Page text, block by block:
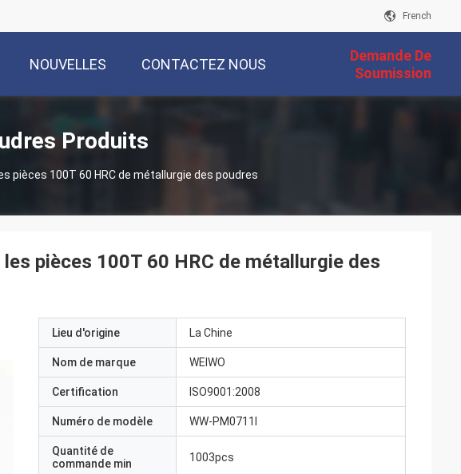
French
NOUVELLES CONTACTEZ NOUS
Demande De
Soumission
Produits
pièces 100T 60 HRC de métallurgie des poudres
pièces 100T 60 HRC de métallurgie des
Lieu d'origine La Chine
Nom de marque WEIWO
Certification ISO9001:2008
Numéro de modèle WW-PM0711l
Quantité de
commande min
1003pcs